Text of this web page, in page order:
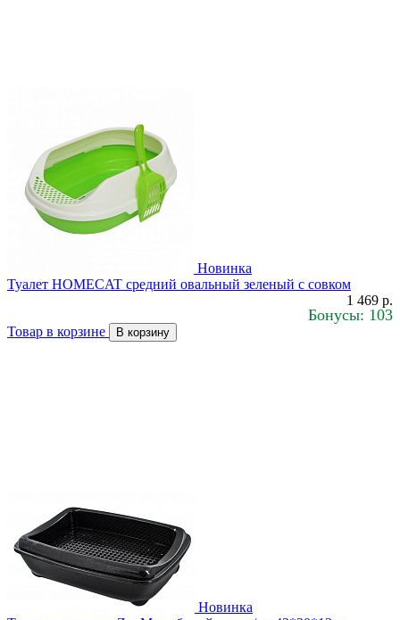
Новинка
Туалет HOMECAT средний овальный зеленый с совком
1 469 р.
Бонусы: 103
Товар в корзине В корзину
Новинка